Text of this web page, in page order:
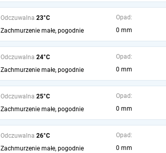
Odczuwalna 23°C
Zachmurzenie małe, pogodnie
Opad:
0 mm
Odczuwalna 24°C
Zachmurzenie małe, pogodnie
Opad:
0 mm
Odczuwalna 25°C
Zachmurzenie małe, pogodnie
Opad:
0 mm
Odczuwalna 26°C
Zachmurzenie małe, pogodnie
Opad:
0 mm